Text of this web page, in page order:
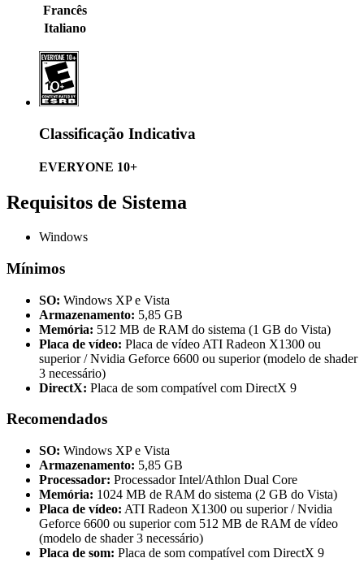
Francês
Italiano
Classificação Indicativa
EVERYONE 10+
Requisitos de Sistema
Windows
Mínimos
SO: Windows XP e Vista
Armazenamento: 5,85 GB
Memória: 512 MB de RAM do sistema (1 GB do Vista)
Placa de vídeo: Placa de vídeo ATI Radeon X1300 ou
superior / Nvidia Geforce 6600 ou superior (modelo de shader
3 necessário)
DirectX: Placa de som compatível com DirectX 9
Recomendados
SO: Windows XP e Vista
Armazenamento: 5,85 GB
Processador: Processador Intel/Athlon Dual Core
Memória: 1024 MB de RAM do sistema (2 GB do Vista)
Placa de vídeo: ATI Radeon X1300 ou superior / Nvidia
Geforce 6600 ou superior com 512 MB de RAM de vídeo
(modelo de shader 3 necessário)
Placa de som: Placa de som compatível com DirectX 9